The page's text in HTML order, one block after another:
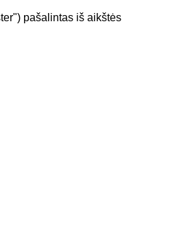
pašalintas iš aikštės